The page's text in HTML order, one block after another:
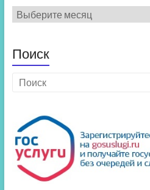
Архив
новостей
Поиск